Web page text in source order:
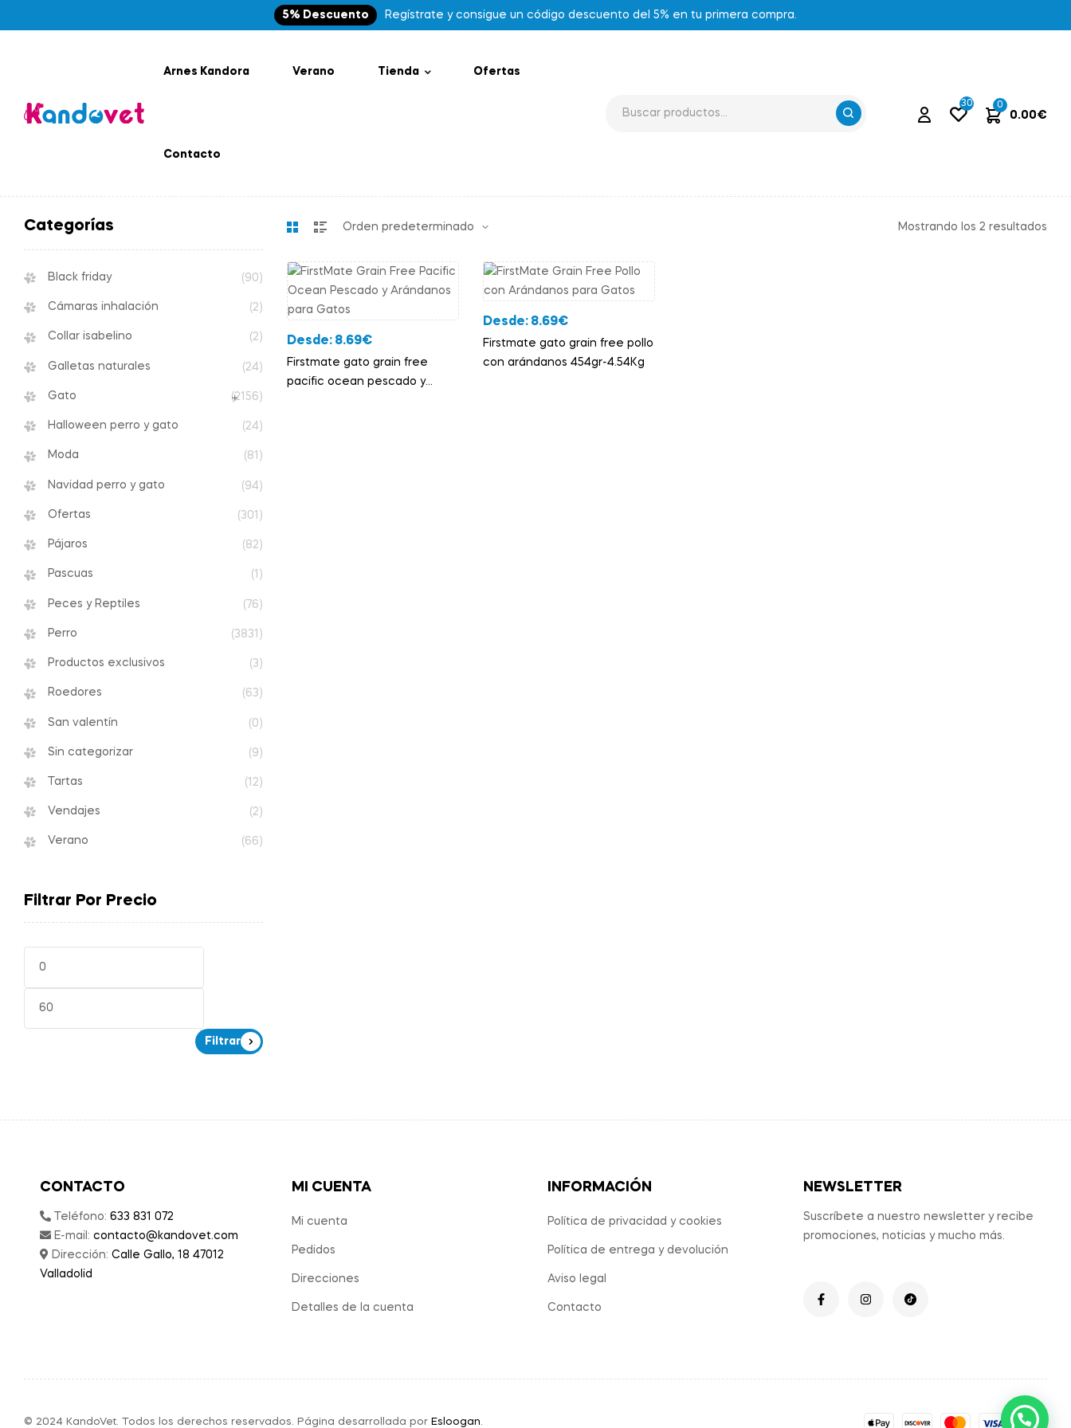
5% Descuento Regístrate y consigue un código descuento del 5% en tu primera compra.
Arnes Kandora Verano Tienda Ofertas
Contacto
30 0
0.00€
Mostrando los 2 resultados
Desde: 8.69€
Firstmate gato grain free
pacific ocean pescado y
Desde: 8.69€
Firstmate gato grain free pollo
con arándanos 454gr-4.54Kg
Categorías
Black friday (90)
Cámaras inhalación (2)
Collar isabelino (2)
Galletas naturales (24)
Gato (2156)
Halloween perro y gato (24)
Moda (81)
Navidad perro y gato (94)
Ofertas (301)
Pájaros (82)
Pascuas (1)
Peces y Reptiles (76)
Perro (3831)
Productos exclusivos (3)
Roedores (63)
San valentín (0)
Sin categorizar (9)
Tartas (12)
Vendajes (2)
Verano (66)
Filtrar Por Precio
Filtrar
CONTACTO
Teléfono: 633 831 072
E-mail: contacto@kandovet.com
Dirección: Calle Gallo, 18 47012
Valladolid
MI CUENTA
Mi cuenta
Pedidos
Direcciones
Detalles de la cuenta
INFORMACIÓN
Política de privacidad y cookies
Política de entrega y devolución
Aviso legal
Contacto
NEWSLETTER
Suscríbete a nuestro newsletter y recibe
promociones, noticias y mucho más.
© 2024 KandoVet. Todos los derechos reservados. Página desarrollada por Esloogan.